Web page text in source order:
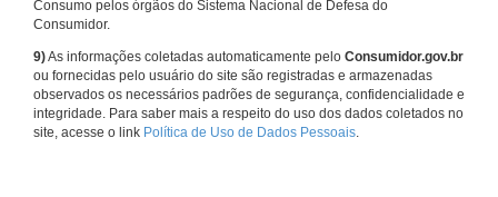
Consumo pelos órgãos do Sistema Nacional de Defesa do
Consumidor.
9)As informações coletadas automaticamente pelo Consumidor.gov.br
ou fornecidas pelo usuário do site são registradas e armazenadas
observados os necessários padrões de segurança, confidencialidade e
integridade. Para saber mais a respeito do uso dos dados coletados no
site, acesse o link Política de Uso de Dados Pessoais.